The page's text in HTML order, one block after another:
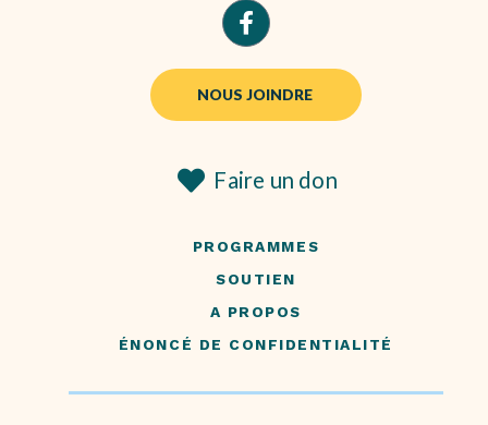
NOUS JOINDRE
Faire un don
PROGRAMMES
SOUTIEN
A PROPOS
ÉNONCÉ DE CONFIDENTIALITÉ